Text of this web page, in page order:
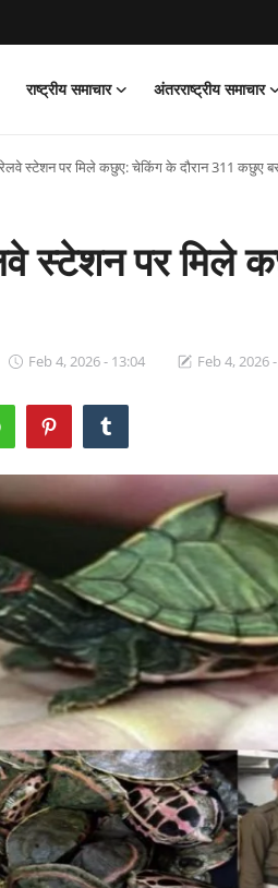
राष्ट्रीय समाचार अंतरराष्ट्रीय समाचार
स्टेशन पर मिले कछुए: चेकिंग के दौरान 311 कछुए
स्टेशन पर मिले
Feb 4, 2026 - 13:04 Feb 4, 2026